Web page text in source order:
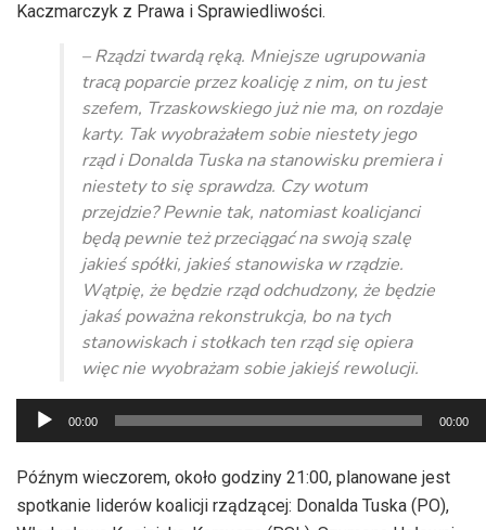
Kaczmarczyk z Prawa i Sprawiedliwości.
– Rządzi twardą ręką. Mniejsze ugrupowania
tracą poparcie przez koalicję z nim, on tu jest
szefem, Trzaskowskiego już nie ma, on rozdaje
karty. Tak wyobrażałem sobie niestety jego
rząd i Donalda Tuska na stanowisku premiera i
niestety to się sprawdza. Czy wotum
przejdzie? Pewnie tak, natomiast koalicjanci
będą pewnie też przeciągać na swoją szalę
jakieś spółki, jakieś stanowiska w rządzie.
Wątpię, że będzie rząd odchudzony, że będzie
jakaś poważna rekonstrukcja, bo na tych
stanowiskach i stołkach ten rząd się opiera
więc nie wyobrażam sobie jakiejś rewolucji.
Odtwarzacz
plików
dźwiękowych
00:00 00:00
Późnym wieczorem, około godziny 21:00, planowane jest
spotkanie liderów koalicji rządzącej: Donalda Tuska (PO),